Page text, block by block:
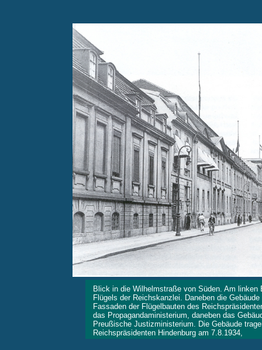
Blick in die Wilhelmstraße von Süden. Am
Flügels der Reichskanzlei. Daneben die
Fassaden der Flügelbauten des
das Propagandaministerium, daneben das
Preußische Justizministerium. Die Gebäude
Reichspräsidenten Hindenburg am 7.8.1934,